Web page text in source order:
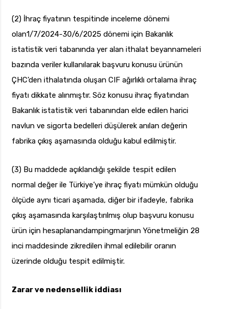
(2) İhraç fiyatının tespitinde inceleme dönemi
olan1/7/2024-30/6/2025 dönemi için Bakanlık
istatistik veri tabanında yer alan ithalat beyannameleri
bazında veriler kullanılarak başvuru konusu ürünün
ÇHC’den ithalatında oluşan CIF ağırlıklı ortalama ihraç
fiyatı dikkate alınmıştır. Söz konusu ihraç fiyatından
Bakanlık istatistik veri tabanından elde edilen harici
navlun ve sigorta bedelleri düşülerek anılan değerin
fabrika çıkış aşamasında olduğu kabul edilmiştir.
(3) Bu maddede açıklandığı şekilde tespit edilen
normal değer ile Türkiye’ye ihraç fiyatı mümkün olduğu
ölçüde aynı ticari aşamada, diğer bir ifadeyle, fabrika
çıkış aşamasında karşılaştırılmış olup başvuru konusu
ürün için hesaplanandampingmarjının Yönetmeliğin 28
inci maddesinde zikredilen ihmal edilebilir oranın
üzerinde olduğu tespit edilmiştir.
Zarar ve nedensellik iddiası